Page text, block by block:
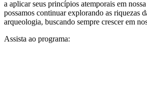
a aplicar seus princípios atemporais em
possamos continuar explorando as riquezas
arqueologia, buscando sempre crescer em
Assista ao programa: